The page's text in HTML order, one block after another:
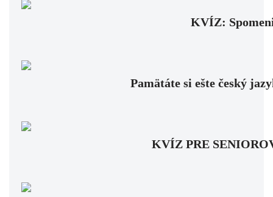
KVÍZ:
Pamätáte si ešte český
KVÍZ PRE